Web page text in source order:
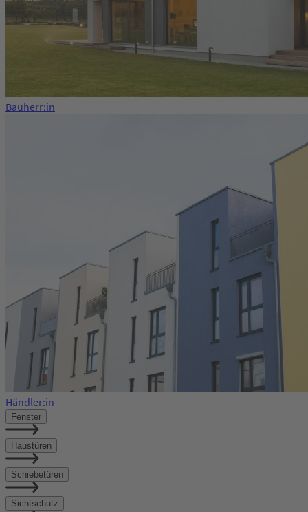
Bauherr:in
Händler:in
Fenster
Haustüren
Schiebetüren
Sichtschutz